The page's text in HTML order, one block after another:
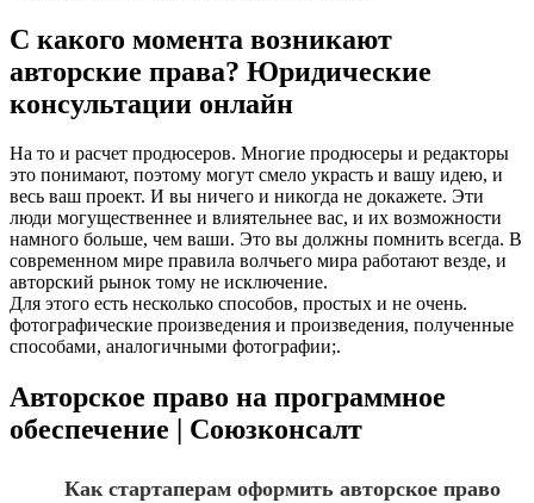
С какого момента возникают
авторские права? Юридические
консультации онлайн
На то и расчет продюсеров. Многие продюсеры и редакторы
это понимают, поэтому могут смело украсть и вашу идею, и
весь ваш проект. И вы ничего и никогда не докажете. Эти
люди могущественнее и влиятельнее вас, и их возможности
намного больше, чем ваши. Это вы должны помнить всегда. В
современном мире правила волчьего мира работают везде, и
авторский рынок тому не исключение.
Для этого есть несколько способов, простых и не очень.
фотографические произведения и произведения, полученные
способами, аналогичными фотографии;.
Авторское право на программное
обеспечение | Союзконсалт
Как стартаперам оформить авторское право